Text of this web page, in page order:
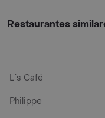
Restaurantes
L´s Café
Philippe